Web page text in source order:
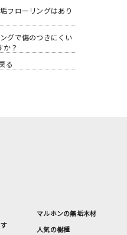
フローリングはあり
グで傷のつきにくい
か？
る
マルホンの無垢木材
人気の樹種